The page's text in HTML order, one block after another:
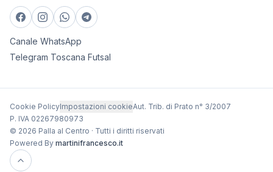
Canale WhatsApp
Telegram Toscana Futsal
Cookie PolicyImpostazioni cookieAut. Trib. di Prato n° 3/2007
P. IVA 02267980973
© 2026 Palla al Centro · Tutti i diritti riservati
Powered By martinifrancesco.it